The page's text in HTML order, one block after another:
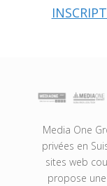
Media One
privées en
sites web
propose